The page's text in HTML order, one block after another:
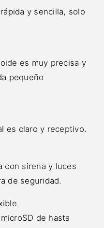
y sencilla, solo
es muy precisa y
pequeño
es claro y receptivo.
con sirena y luces
de seguridad.
de hasta